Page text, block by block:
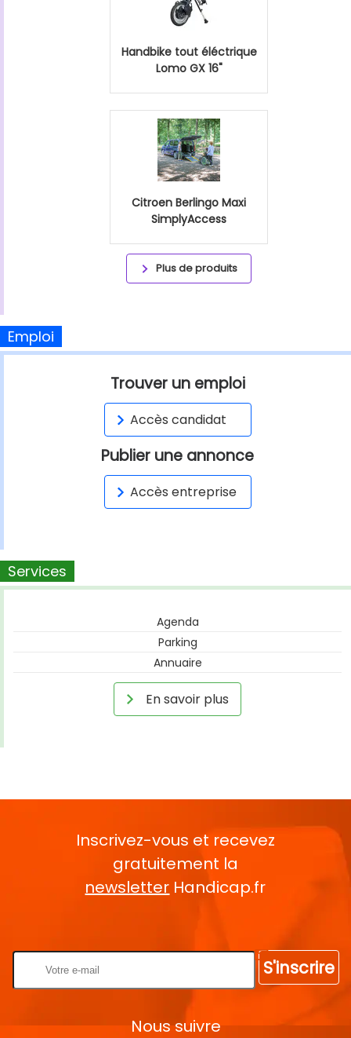
Handbike tout éléctrique
Lomo GX 16"
Citroen Berlingo Maxi
SimplyAccess
Plus de produits
Emploi
Trouver un emploi
Accès candidat
Publier une annonce
Accès entreprise
Services
Agenda
Parking
Annuaire
En savoir plus
Inscrivez-vous et recevez
gratuitement la
newsletter Handicap.fr
S'inscrire
Nous suivre